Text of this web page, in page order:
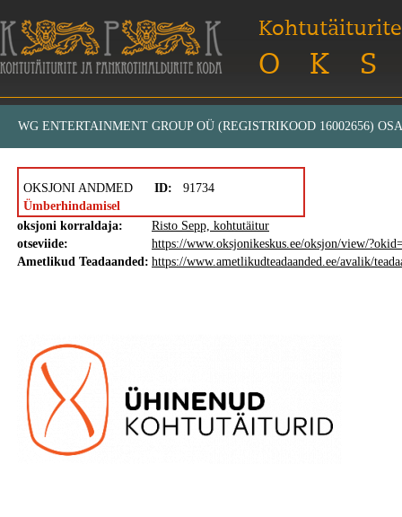
WG ENTERTAINMENT GROUP OÜ (REGISTRIKOOD 16002656)
OKSJONI ANDMED ID:
91734
Ümberhindamisel
oksjoni korraldaja:
Risto Sepp, kohtutäitur
otseviide:
https://www.oksjonikeskus.ee/oksjon/view/
Ametlikud Teadaanded: https://www.ametlikudteadaanded.ee/avalik/